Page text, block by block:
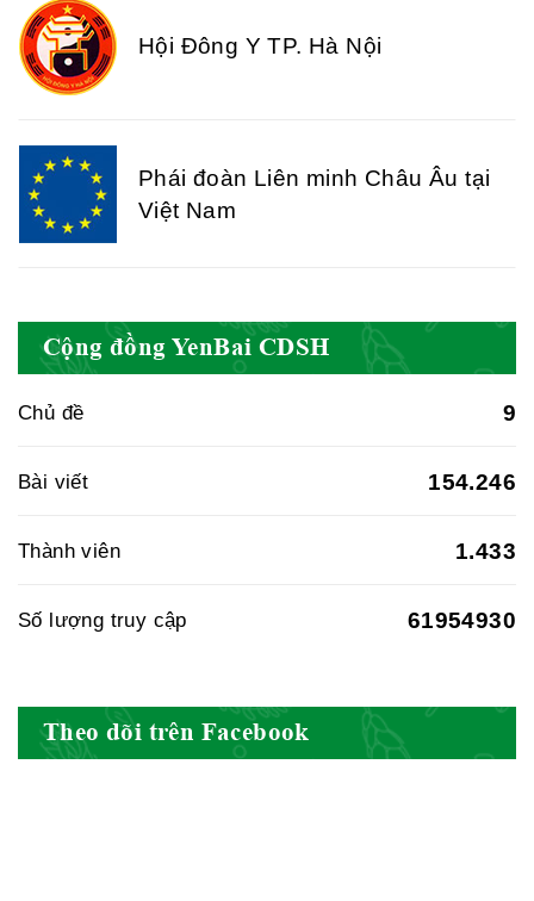
Hiệp hội doanh nghiệp dược Việt
Hội Đông Y Việt Nam
Cộng đồng YenBai CDSH
Chủ đề 9
Bài viết 154.246
Thành viên 1.433
Số lượng truy cập 61954930
Theo dõi trên Facebook